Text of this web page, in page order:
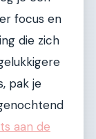
focus en
die zich
pak je
aan de